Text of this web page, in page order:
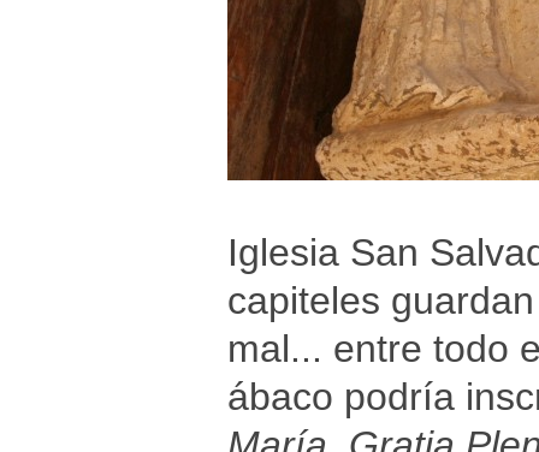
Iglesia San
capiteles
mal... entre todo
ábaco podría